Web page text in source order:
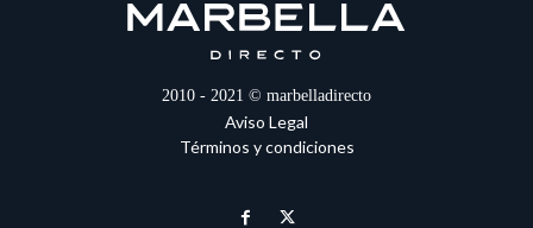
2010 - 2021 © marbelladirecto
Aviso Legal
Términos y condiciones